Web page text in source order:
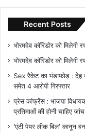
Recent Posts
भोरमदेव कॉरिडोर को मिलेगी
भोरमदेव कॉरिडोर को मिलेगी
Sex रैकेट का भंडाफोड़ : देह
समेत 4 आरोपी गिरफ्तार
प्रेस कांफ्रेंस : भाजपा
प्रतिमाओं की होनी चाहिए
‘एंटी पेपर लीक बिल’ कानून